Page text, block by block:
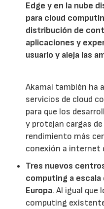
Edge y en la nube
para cloud
distribución de
aplicaciones y
usuario y aleja las
Akamai también ha
servicios de cloud
para que los
y protejan cargas
rendimiento más
conexión a internet
Tres nuevos
computing a escala
Europa. Al igual que
computing